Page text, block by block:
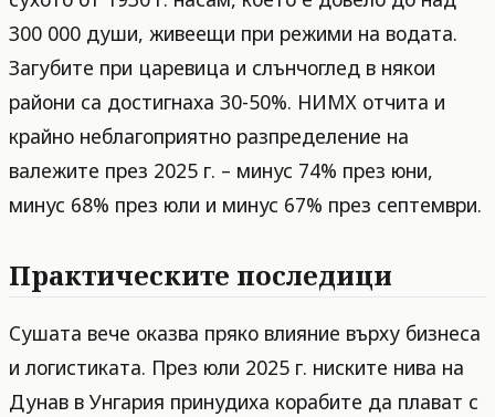
300 000 души, живеещи при режими на водата.
Загубите при царевица и слънчоглед в някои
райони са достигнаха 30-50%. НИМХ отчита и
крайно неблагоприятно разпределение на
валежите през 2025 г. – минус 74% през юни,
минус 68% през юли и минус 67% през септември.
Практическите последици
Сушата вече оказва пряко влияние върху бизнеса
и логистиката. През юли 2025 г. ниските нива на
Дунав в Унгария принудиха корабите да плават с